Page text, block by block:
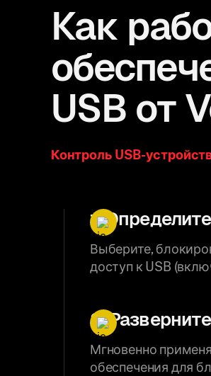
Как
USB от
Контроль USB-
1.
Выберите,
доступ к USB
2.
Мгновенно
обеспечения для